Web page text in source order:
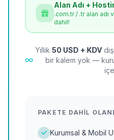
Alan Adı +
.com.tr / .tr alan adı
dahil!
Yıllık 50 USD + KDV
bir kalem yok —
PAKETE DAHIL
Kurumsal & Mobil